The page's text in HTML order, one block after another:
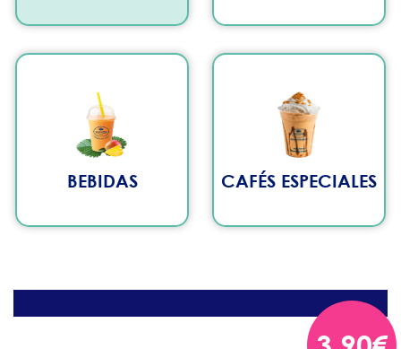
BEBIDAS CAFÉS ESPECIALES